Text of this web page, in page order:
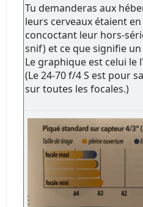
Tu demanderas aux
leurs cerveaux étaient
concoctant leur hors-
snif) et ce que signifie
Le graphique est celui le
(Le 24-70 f/4 S est pour
sur toutes les focales.)